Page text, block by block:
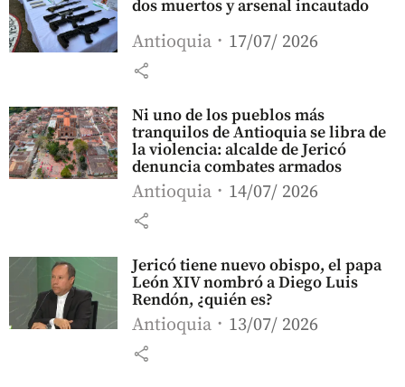
dos muertos y arsenal incautado
Antioquia 17/07/ 2026
share
Ni uno de los pueblos más
tranquilos de Antioquia se libra de
la violencia: alcalde de Jericó
denuncia combates armados
Antioquia 14/07/ 2026
share
Jericó tiene nuevo obispo, el papa
León XIV nombró a Diego Luis
Rendón, ¿quién es?
Antioquia 13/07/ 2026
share